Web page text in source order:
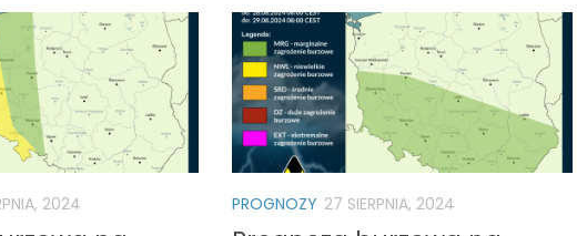
2024 PROGNOZY 27 SIERPNIA, 2024